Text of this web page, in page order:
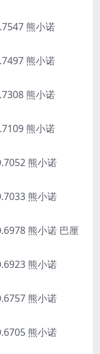
熊小诺
熊小诺
熊小诺
熊小诺
熊小诺
熊小诺
熊小诺 巴厘
熊小诺
熊小诺
熊小诺